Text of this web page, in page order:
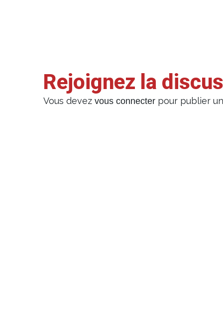
Rejoignez la
Vous devez vous connecter pour publier